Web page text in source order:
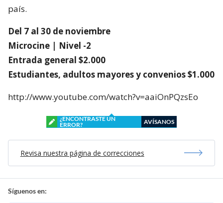
país.
Del 7 al 30 de noviembre
Microcine | Nivel -2
Entrada general $2.000
Estudiantes, adultos mayores y convenios $1.000
http://www.youtube.com/watch?v=aaiOnPQzsEo
¿ENCONTRASTE UN
ERROR?
AVÍSANOS
Revisa nuestra página de correcciones
Síguenos en: